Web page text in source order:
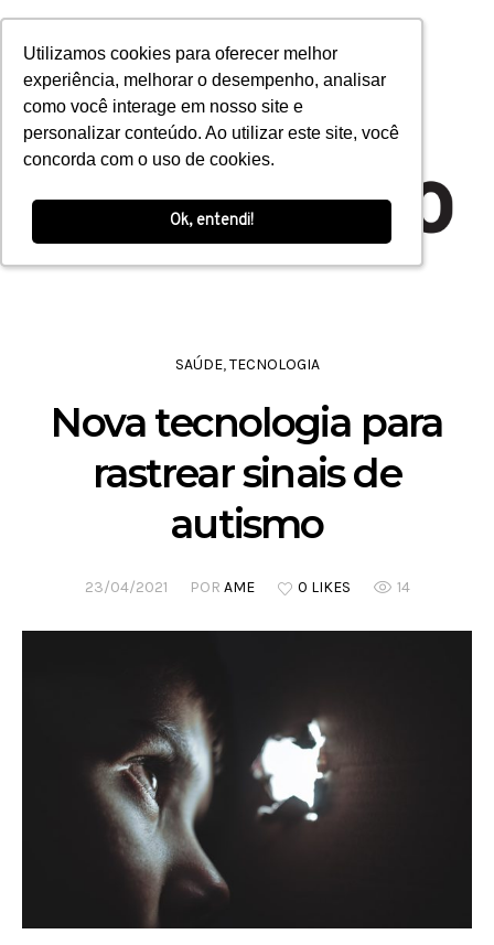
Utilizamos cookies para oferecer melhor
experiência, melhorar o desempenho, analisar
como você interage em nosso site e
personalizar conteúdo. Ao utilizar este site, você
concorda com o uso de cookies.
Ok, entendi!
Utilizamos cookies para oferecer melhor
experiência, melhorar o desempenho, analisar
como você interage em nosso site e
personalizar conteúdo. Ao utilizar este site, você
concorda com o uso de cookies.
Ok, entendi!
Open toolbar
SAÚDE,TECNOLOGIA
Nova tecnologia para
rastrear sinais de
autismo
23/04/2021 POR AME 0 LIKES 14